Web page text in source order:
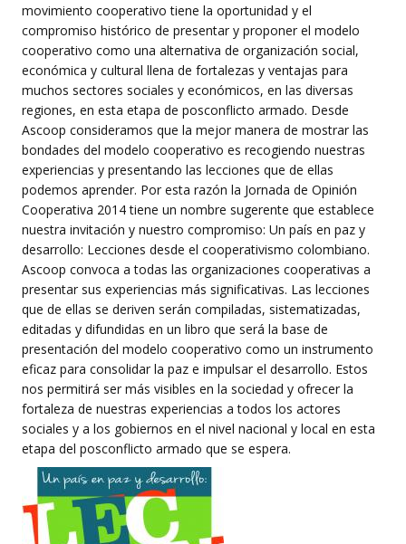
movimiento cooperativo tiene la oportunidad y el
compromiso histórico de presentar y proponer el modelo
cooperativo como una alternativa de organización social,
económica y cultural llena de fortalezas y ventajas para
muchos sectores sociales y económicos, en las diversas
regiones, en esta etapa de posconflicto armado. Desde
Ascoop consideramos que la mejor manera de mostrar las
bondades del modelo cooperativo es recogiendo nuestras
experiencias y presentando las lecciones que de ellas
podemos aprender. Por esta razón la Jornada de Opinión
Cooperativa 2014 tiene un nombre sugerente que establece
nuestra invitación y nuestro compromiso: Un país en paz y
desarrollo: Lecciones desde el cooperativismo colombiano.
Ascoop convoca a todas las organizaciones cooperativas a
presentar sus experiencias más significativas. Las lecciones
que de ellas se deriven serán compiladas, sistematizadas,
editadas y difundidas en un libro que será la base de
presentación del modelo cooperativo como un instrumento
eficaz para consolidar la paz e impulsar el desarrollo. Estos
nos permitirá ser más visibles en la sociedad y ofrecer la
fortaleza de nuestras experiencias a todos los actores
sociales y a los gobiernos en el nivel nacional y local en esta
etapa del posconflicto armado que se espera.